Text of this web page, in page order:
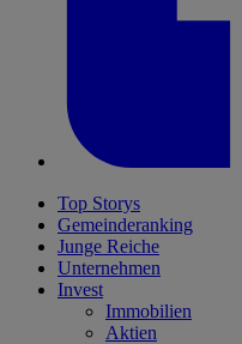
Top Storys
Gemeinderanking
Junge Reiche
Unternehmen
Invest
Immobilien
Aktien